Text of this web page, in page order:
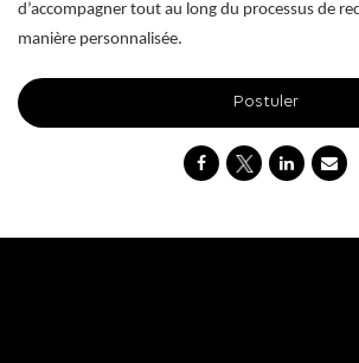
d’accompagner tout au long du processus de
manière personnalisée.
Postuler